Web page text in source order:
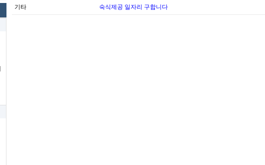
기타 숙식제공 일자리 구합니다